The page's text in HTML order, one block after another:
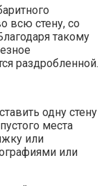
всю стену, со
такому
раздробленной.
одну стену
места
или
или